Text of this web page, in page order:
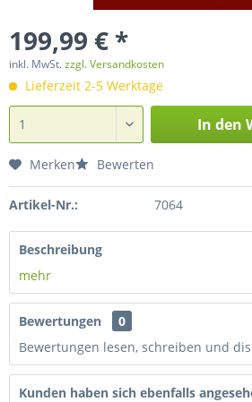
199,99 € *
inkl. MwSt.zzgl. Versandkosten
Lieferzeit 2-5 Werktage
In den
Merken Bewerten
Artikel-Nr.: 7064
Beschreibung
mehr
Bewertungen
0
Bewertungen lesen, schreiben und
Kunden haben sich ebenfalls